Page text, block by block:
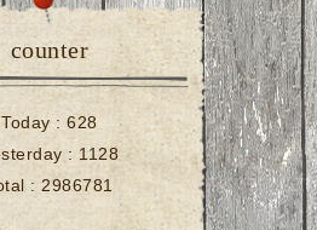
counter
Today :628
: 1128
:2986781